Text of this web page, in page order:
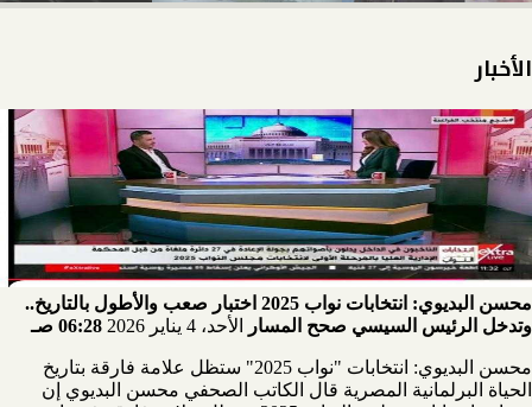
الأخبار
محسن البديوي: انتخابات نواب 2025 اختبار صعب والأطول بالتاريخ..
وتدخل الرئيس السيسي صحح المسار
الأحد، 4 يناير 2026 06:28 صـ
محسن البديوي: انتخابات "نواب 2025" ستظل علامة فارقة بتاريخ
الحياة البرلمانية المصرية قال الكاتب الصحفي محسن البديوي إن